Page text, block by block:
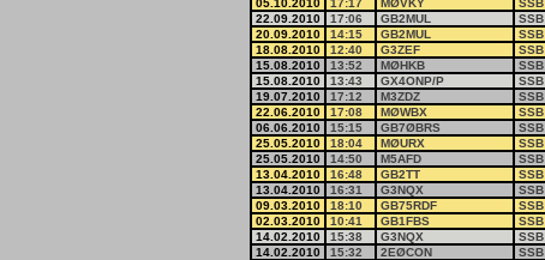
05.10.2010
17:17 MØVKY SSB
22.09.2010
17:06 GB2MUL SSB
20.09.2010
14:15 GB2MUL SSB
18.08.2010
12:40 G3ZEF SSB
15.08.2010
13:52 MØHKB SSB
15.08.2010
13:43 GX4ONP/P SSB
19.07.2010
17:12 M3ZDZ SSB
22.06.2010
17:08 MØWBX SSB
06.06.2010
15:15 GB7ØBRS SSB
25.05.2010
18:04 MØURX SSB
25.05.2010
14:50 M5AFD SSB
13.04.2010
16:48 GB2TT SSB
13.04.2010
16:31 G3NQX SSB
09.03.2010
18:10 GB75RDF SSB
02.03.2010
10:41 GB1FBS SSB
14.02.2010
15:38 G3NQX SSB
14.02.2010
15:32 2EØCON SSB